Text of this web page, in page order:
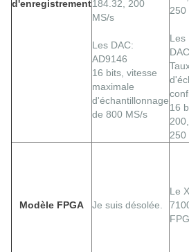
d'enregistrement184.32, 200
MS/s
Les DAC:
AD9146
16 bits, vitesse
maximale
d'échantillonnage
de 800 MS/s
250
Les
16
250
Modèle FPGA Je suis désolée.
Le